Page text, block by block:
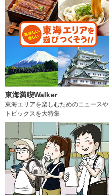
東海満喫Walker
東海エリアを楽しむためのニュースや
トピックスを大特集